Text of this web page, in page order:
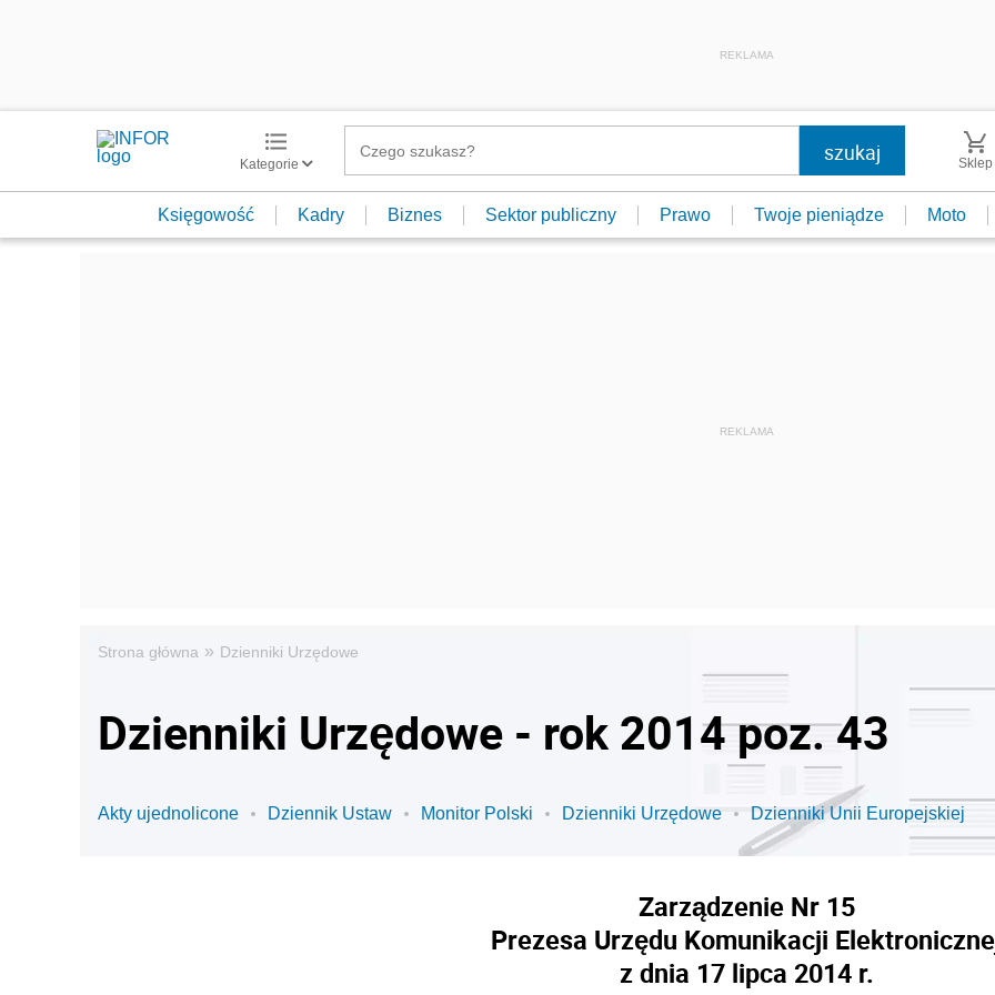
REKLAMA
Kategorie Sklep
Księgowość Kadry Biznes Sektor publiczny Prawo Twoje pieniądze Moto
Strona główna » Dzienniki Urzędowe
Dzienniki Urzędowe - rok 2014 poz. 43
Akty ujednolicone Dziennik Ustaw Monitor Polski Dzienniki Urzędowe Dzienniki Unii Europejskiej
Zarządzenie Nr 15
Prezesa Urzędu Komunikacji
z dnia 17 lipca 2014 r.